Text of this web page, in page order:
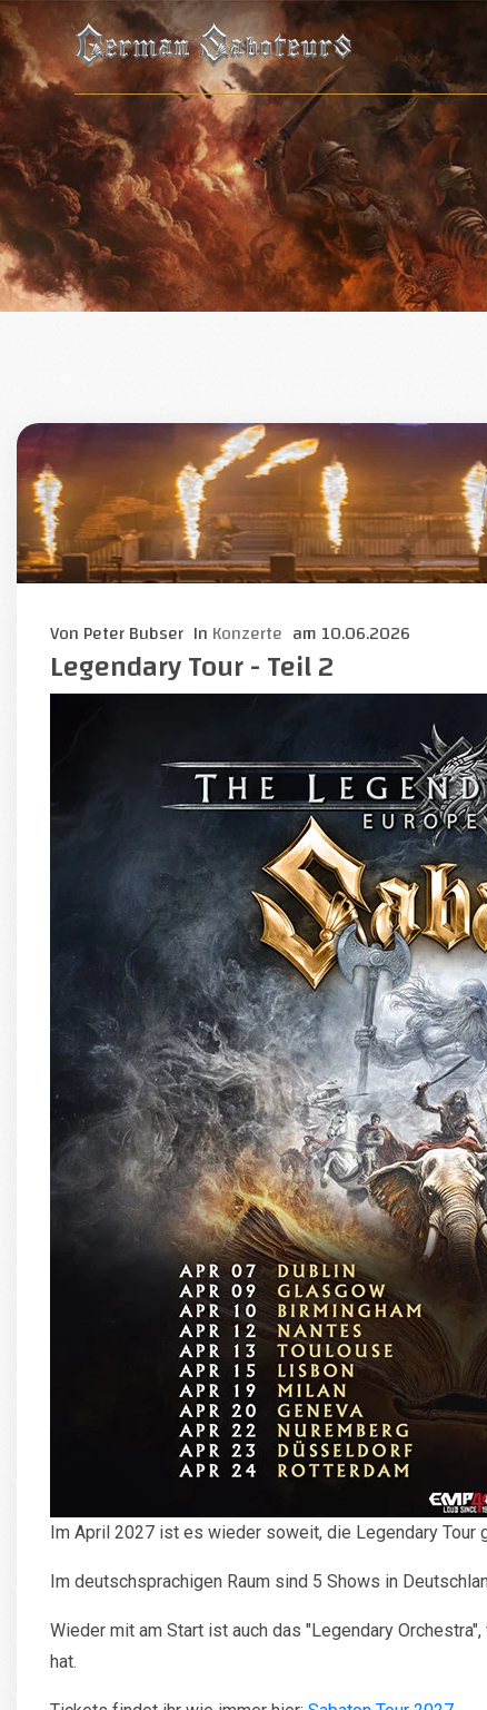
Von Peter Bubser In Konzerte am 10.06.2026
Legendary Tour - Teil 2
Im April 2027 ist es wieder soweit, die Legendary Tour
Im deutschsprachigen Raum sind 5 Shows in
Wieder mit am Start ist auch das "Legendary
hat.